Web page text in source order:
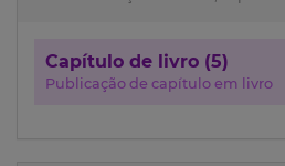
Capítulo de livro (5)
Publicação de capítulo em livro